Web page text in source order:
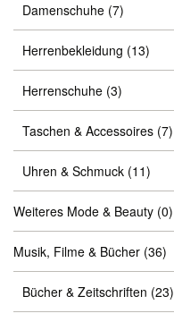
Damenschuhe (7)
Herrenbekleidung (13)
Herrenschuhe (3)
Taschen & Accessoires (7)
Uhren & Schmuck (11)
Weiteres Mode & Beauty (0)
Musik, Filme & Bücher (36)
Bücher & Zeitschriften (23)